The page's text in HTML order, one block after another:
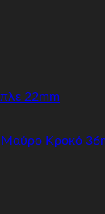
22mm